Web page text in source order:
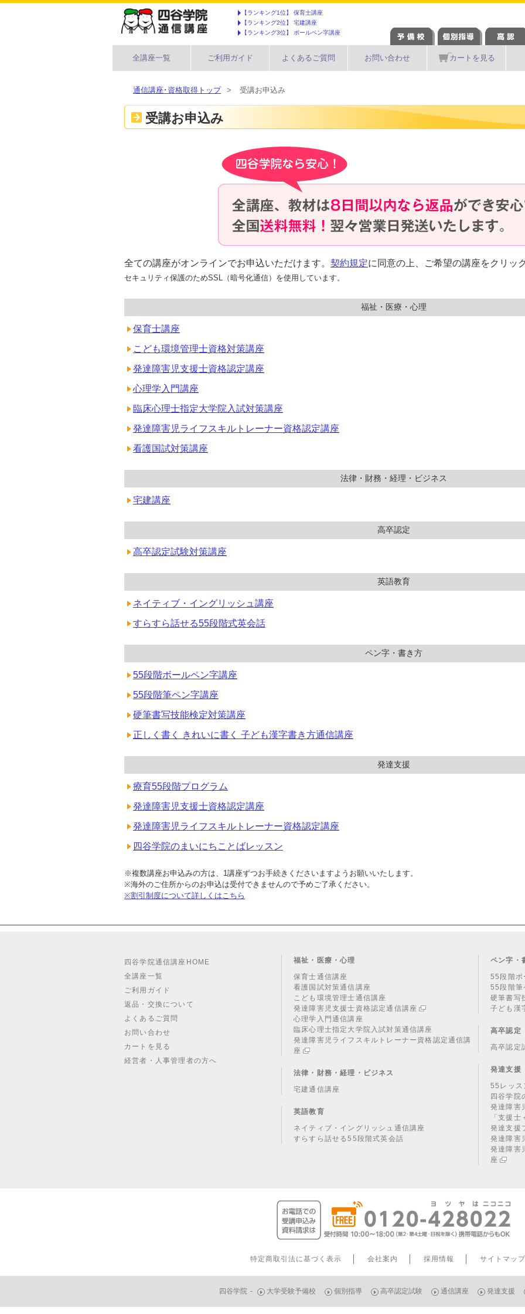
【ランキング1位】 保育士講座
【ランキング2位】 宅建講座
【ランキング3位】 ボールペン字講座
全講座一覧 ご利用ガイド よくあるご質問 お問い合わせ カートを見る
通信講座･資格取得トップ > 受講お申込み
受講お申込み
全ての講座がオンラインでお申込いただけます。 契約規定に同意の上、ご希望の講座をクリッ
セキュリティ保護のためSSL（暗号化通信）を使用しています。
福祉・医療・心理
保育士講座
こども環境管理士資格対策講座
発達障害児支援士資格認定講座
心理学入門講座
臨床心理士指定大学院入試対策講座
発達障害児ライフスキルトレーナー資格認定講座
看護国試対策講座
法律・財務・経理・ビジネス
宅建講座
高卒認定
高卒認定試験対策講座
英語教育
ネイティブ・イングリッシュ講座
すらすら話せる55段階式英会話
ペン字・書き方
55段階ボールペン字講座
55段階筆ペン字講座
硬筆書写技能検定対策講座
正しく書く きれいに書く 子ども漢字書き方通信講座
発達支援
療育55段階プログラム
発達障害児支援士資格認定講座
発達障害児ライフスキルトレーナー資格認定講座
四谷学院のまいにちことばレッスン
※複数講座お申込みの方は、1講座ずつお手続きくださいますようお願いいたします。
※海外のご住所からのお申込は受付できませんので予めご了承ください。
※割引制度について詳しくはこちら
四谷学院通信講座HOME
全講座一覧
ご利用ガイド
返品・交換について
よくあるご質問
お問い合わせ
カートを見る
経営者・人事管理者の方へ
福祉・医療・心理
保育士通信講座
看護国試対策通信講座
こども環境管理士通信講座
発達障害児支援士資格認定通信講座
心理学入門通信講座
臨床心理士指定大学院入試対策通信講座
発達障害児ライフスキルトレーナー 資格認定通信講
座
法律・財務・経理・ビジネス
宅建通信講座
英語教育
ネイティブ・イングリッシュ通信講座
すらすら話せる55段階式英会話
ペン字・
55段階ボ
55段階筆
硬筆書写
子ども漢
高卒認定
高卒認定
発達支援
55レッス
四谷学院
発達障害
「支援
発達支援
発達障害
発達障害
座
特定商取引法に基づく 表示 会社案内 採用情報 サイトマップ
四谷学院 大学受験予備校 個別指導 高卒認定試験 通信講座 発達支援